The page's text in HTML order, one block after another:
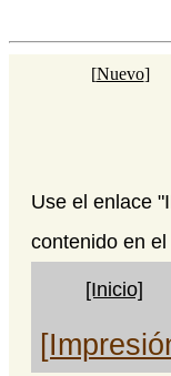
[Nuevo]
Use el enlace
contenido en
[Inicio]